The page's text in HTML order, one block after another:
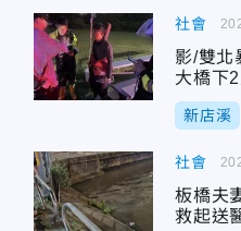
社會
影/雙
大橋下
新店溪
社會
板橋夫
救起送